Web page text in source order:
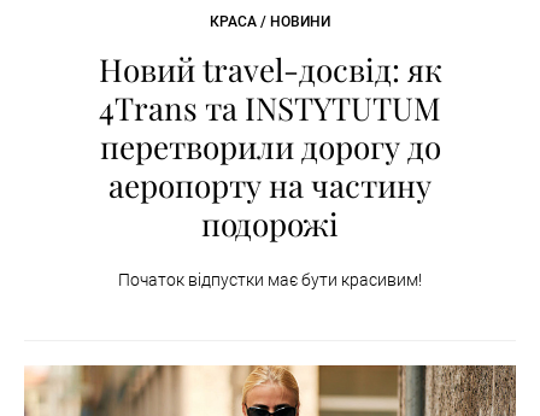
КРАСА / НОВИНИ
Новий travel-досвід: як
4Trans та INSTYTUTUM
перетворили дорогу до
аеропорту на частину
подорожі
Початок відпустки має бути красивим!